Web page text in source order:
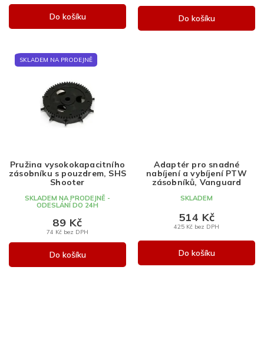
Do košíku Do košíku
SKLADEM NA PRODEJNĚ
Pružina vysokokapacitního
zásobníku s pouzdrem, SHS
Shooter
SKLADEM NA PRODEJNĚ -
ODESLÁNÍ DO 24H
74 Kč bez DPH
89 Kč
Do košíku
Adaptér pro snadné
nabíjení a vybíjení PTW
zásobníků, Vanguard
SKLADEM
425 Kč bez DPH
514 Kč
Do košíku